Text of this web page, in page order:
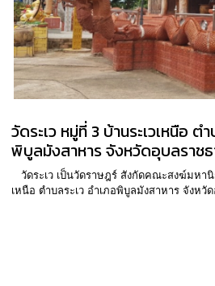
การ
ดำเนิน
การ
เพื่อ
ป้องกัน
การ
ทุจริต
มาตรการ
ภายใน
ป้องกัน
การ
ทุจริต
วัดระเว หมู่ที่ 3 บ้านระเวเหนือ ต
พิบูลมังสาหาร จังหวัดอุบลราช
วัดระเว เป็นวัดราษฎร์ สังกัดคณะสงฆ์มหา
เหนือ ตำบลระเว อำเภอพิบูลมังสาหาร จังหวั